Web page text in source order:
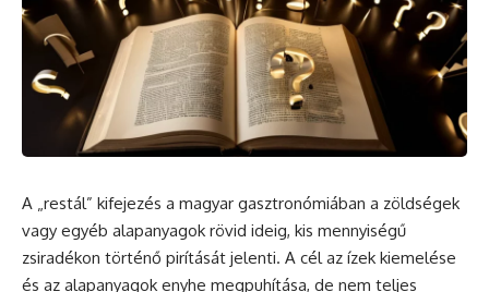
A „restál” kifejezés a magyar gasztronómiában a zöldségek
vagy egyéb alapanyagok rövid ideig, kis mennyiségű
zsiradékon történő pirítását jelenti. A cél az ízek kiemelése
és az alapanyagok enyhe megpuhítása, de nem teljes